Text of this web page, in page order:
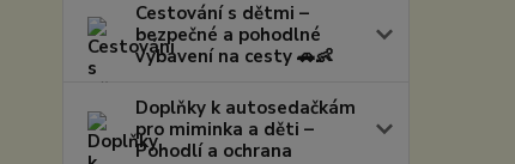
Cestování s dětmi –
bezpečné a pohodlné
vybavení na cesty 🚗👶
Doplňky k autosedačkám
pro miminka a děti –
Pohodlí a ochrana